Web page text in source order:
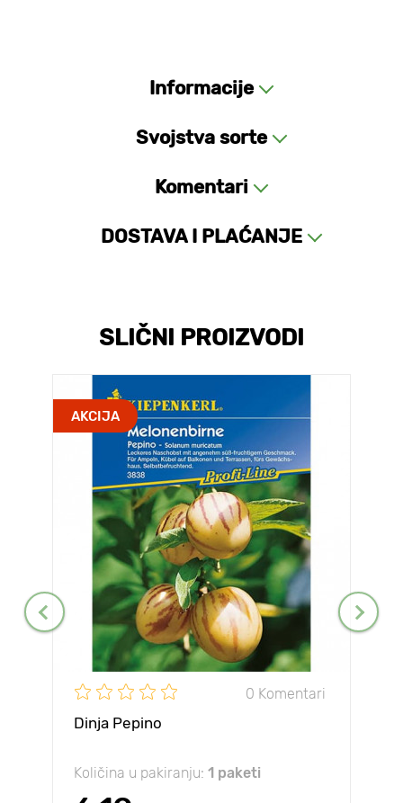
Informacije
Svojstva sorte
Komentari
DOSTAVA I PLAĆANJE
SLIČNI PROIZVODI
AKCIJA
0 Komentari
Dinja Pepino
Količina u pakiranju: 1 paketi